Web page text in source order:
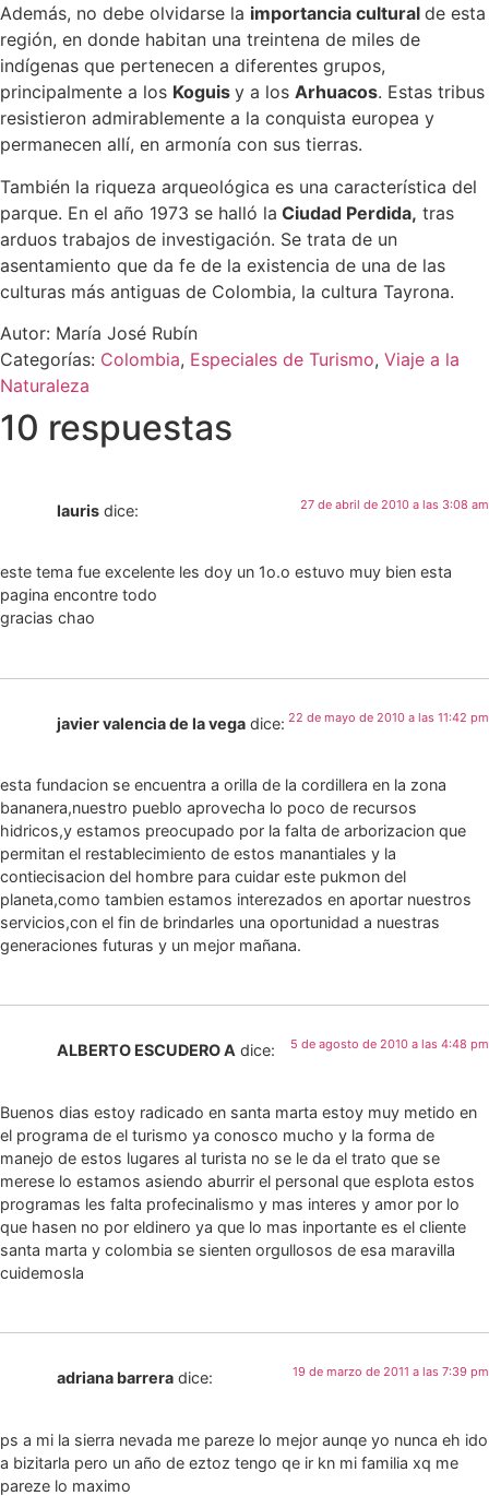
Además, no debe olvidarse la importancia cultural de esta
región, en donde habitan una treintena de miles de
indígenas que pertenecen a diferentes grupos,
principalmente a los Koguis y a los Arhuacos. Estas tribus
resistieron admirablemente a la conquista europea y
permanecen allí, en armonía con sus tierras.
También la riqueza arqueológica es una característica del
parque. En el año 1973 se halló la Ciudad Perdida, tras
arduos trabajos de investigación. Se trata de un
asentamiento que da fe de la existencia de una de las
culturas más antiguas de Colombia, la cultura Tayrona.
Autor: María José Rubín
Categorías: Colombia, Especiales de Turismo, Viaje a la
Naturaleza
10 respuestas
lauris dice: 27 de abril de 2010 a las 3:08 am
este tema fue excelente les doy un 1o.o estuvo muy bien esta
pagina encontre todo
gracias chao
javier valencia de la vega dice: 22 de mayo de 2010 a las 11:42 pm
esta fundacion se encuentra a orilla de la cordillera en la zona
bananera,nuestro pueblo aprovecha lo poco de recursos
hidricos,y estamos preocupado por la falta de arborizacion que
permitan el restablecimiento de estos manantiales y la
contiecisacion del hombre para cuidar este pukmon del
planeta,como tambien estamos interezados en aportar nuestros
servicios,con el fin de brindarles una oportunidad a nuestras
generaciones futuras y un mejor mañana.
ALBERTO ESCUDERO A dice: 5 de agosto de 2010 a las 4:48 pm
Buenos dias estoy radicado en santa marta estoy muy metido en
el programa de el turismo ya conosco mucho y la forma de
manejo de estos lugares al turista no se le da el trato que se
merese lo estamos asiendo aburrir el personal que esplota estos
programas les falta profecinalismo y mas interes y amor por lo
que hasen no por eldinero ya que lo mas inportante es el cliente
santa marta y colombia se sienten orgullosos de esa maravilla
cuidemosla
adriana barrera dice: 19 de marzo de 2011 a las 7:39 pm
ps a mi la sierra nevada me pareze lo mejor aunqe yo nunca eh ido
a bizitarla pero un año de eztoz tengo qe ir kn mi familia xq me
pareze lo maximo